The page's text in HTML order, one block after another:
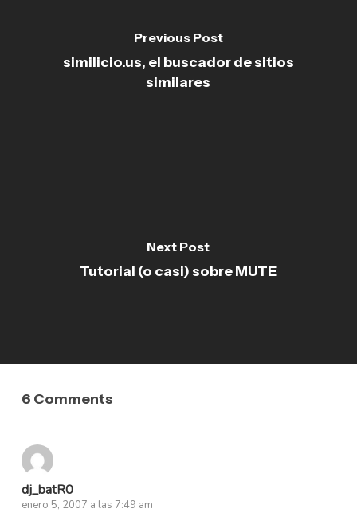
Previous Post
similicio.us, el buscador de sitios
similares
Next Post
Tutorial (o casi) sobre MUTE
6 Comments
dj_batR0
enero 5, 2007 a las 7:49 am